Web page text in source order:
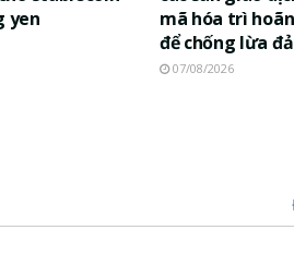
yen
mã hóa trì
để chống lừa
07/08/2026